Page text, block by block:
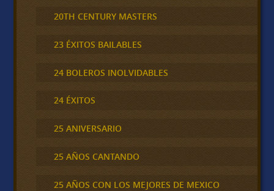
20TH CENTURY MASTERS
23 ÉXITOS BAILABLES
24 BOLEROS INOLVIDABLES
24 ÉXITOS
25 ANIVERSARIO
25 AÑOS CANTANDO
25 AÑOS CON LOS MEJORES DE MEXICO